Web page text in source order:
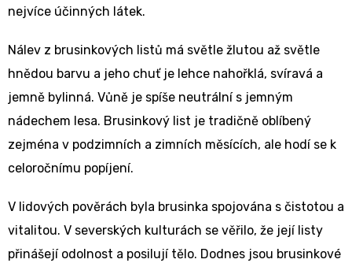
nejvíce účinných látek.
Nálev z brusinkových listů má světle žlutou až světle
hnědou barvu a jeho chuť je lehce nahořklá, svíravá a
jemně bylinná. Vůně je spíše neutrální s jemným
nádechem lesa. Brusinkový list je tradičně oblíbený
zejména v podzimních a zimních měsících, ale hodí se k
celoročnímu popíjení.
V lidových pověrách byla brusinka spojována s čistotou a
vitalitou. V severských kulturách se věřilo, že její listy
přinášejí odolnost a posilují tělo. Dodnes jsou brusinkové